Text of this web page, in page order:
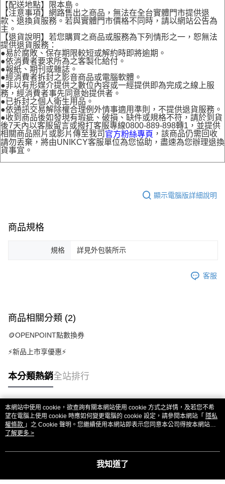
【配送地點】限本島。
【注意事項】網路售出之商品，無法在全台實體門市提供退
款、退換貨服務。若與實體門市價格不同時，請以網站公告為
主。
【退貨說明】若您購買之商品或服務為下列情形之一，恕無法
提供退貨服務：
●易於腐敗、保存期限較短或解約時即將逾期。
●依消費者要求所為之客製化給付。
●報紙、期刊或雜誌。
●經消費者拆封之影音商品或電腦軟體。
●非以有形媒介提供之數位內容或一經提供即為完成之線上服
務，經消費者事先同意始提供者。
●已拆封之個人衛生用品。
●依通訊交易解除權合理例外情事適用準則，不提供退貨服務。
●收到商品後如發現有瑕疵、破損、缺件或規格不符，請於到貨
後7天內以客服留言或撥打客服專線0800-889-898轉1，並提供
相關商品照片或影片傳至我司 官方粉絲專頁 ，該商品仍需回收
請勿丟棄，將由UNIKCY客服單位為您協助，盡速為您辦理退換
貨事宜。
顯示電腦版詳細說明
商品規格
規格 詳見外包裝所示
客服
商品相關分類 (2)
🪙OPENPOINT點數換券
⚡新品上市享優惠⚡
本分類熱銷全站排行
熱門標籤
本網站中使用 cookie，欲查詢有關本網站使用 cookie 方式之詳情，及若您不希
望在電腦上使用 cookie 時應如何變更電腦的 cookie 設定，請參閱本網站「 隱私
權條款 」之 Cookie 聲明。您繼續使用本網站即表示您同意本公司得按本網站使
用條款之 Cookie 聲明使用 cookie。
了解更多 >
我知道了